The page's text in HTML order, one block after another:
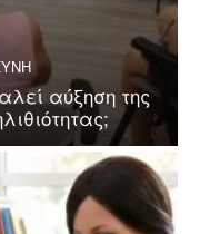
αύξηση της